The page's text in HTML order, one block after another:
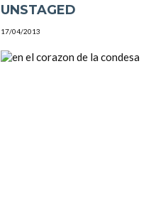
UNSTAGED
17/04/2013